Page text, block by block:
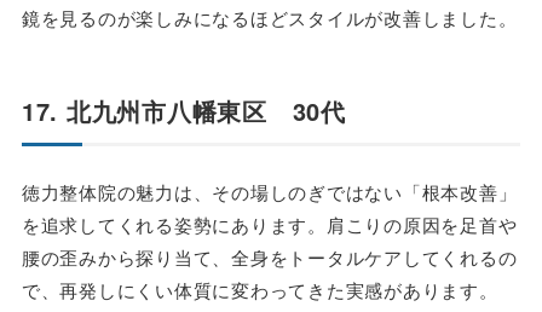
鏡を見るのが楽しみになるほどスタイルが改善しました。
17. 北九州市八幡東区 30代
徳力整体院の魅力は、その場しのぎではない「根本改善」
を追求してくれる姿勢にあります。肩こりの原因を足首や
腰の歪みから探り当て、全身をトータルケアしてくれるの
で、再発しにくい体質に変わってきた実感があります。